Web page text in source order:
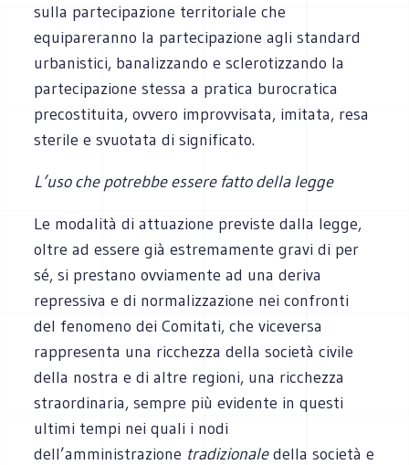
sulla partecipazione territoriale che
equipareranno la partecipazione agli standard
urbanistici, banalizzando e sclerotizzando la
partecipazione stessa a pratica burocratica
precostituita, ovvero improvvisata, imitata, resa
sterile e svuotata di significato.
L’uso che potrebbe essere fatto della legge
Le modalità di attuazione previste dalla legge,
oltre ad essere già estremamente gravi di per
sé, si prestano ovviamente ad una deriva
repressiva e di normalizzazione nei confronti
del fenomeno dei Comitati, che viceversa
rappresenta una ricchezza della società civile
della nostra e di altre regioni, una ricchezza
straordinaria, sempre più evidente in questi
ultimi tempi nei quali i nodi
dell’amministrazione tradizionaledella società e